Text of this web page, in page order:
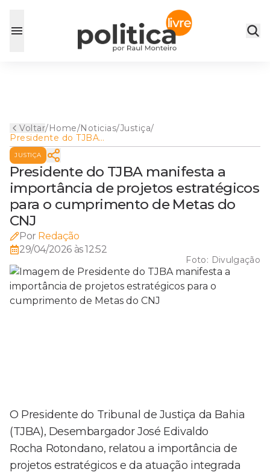
Voltar/Home/Noticias/Justiça/
Presidente do TJBA
manifesta a importância de
projetos estratégicos para o
cumprimento de Metas do
CNJ
JUSTIÇA
Presidente do TJBA manifesta a
importância de projetos estratégicos
para o cumprimento de Metas do
CNJ
Por Redação
29/04/2026 às 12:52
Foto: Divulgação
O Presidente do Tribunal de Justiça da Bahia
(TJBA), Desembargador José Edivaldo
Rocha Rotondano, relatou a importância de
projetos estratégicos e da atuação integrada